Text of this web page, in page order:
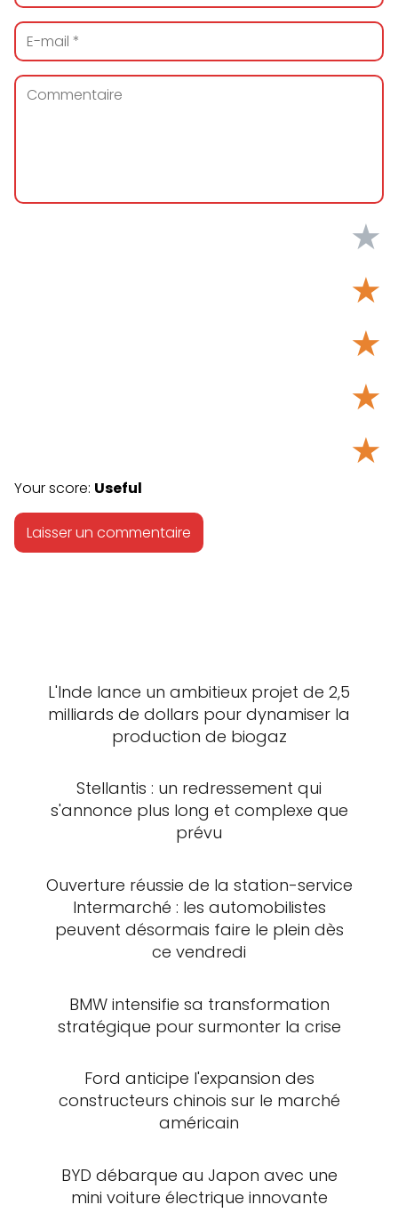
★
★
★
★
★
Your score: Useful
L'Inde lance un ambitieux projet de 2,5
milliards de dollars pour dynamiser la
production de biogaz
Stellantis : un redressement qui
s'annonce plus long et complexe que
prévu
Ouverture réussie de la station-service
Intermarché : les automobilistes
peuvent désormais faire le plein dès
ce vendredi
BMW intensifie sa transformation
stratégique pour surmonter la crise
Ford anticipe l'expansion des
constructeurs chinois sur le marché
américain
BYD débarque au Japon avec une
mini voiture électrique innovante